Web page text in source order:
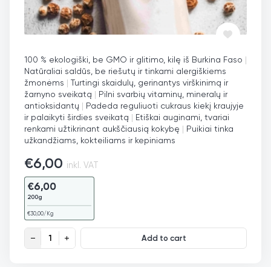
100 % ekologiški, be GMO ir glitimo, kilę iš Burkina Faso |
Natūraliai saldūs, be riešutų ir tinkami alergiškiems
žmonėms | Turtingi skaidulų, gerinantys virškinimą ir
žarnyno sveikatą | Pilni svarbių vitaminų, mineralų ir
antioksidantų | Padeda reguliuoti cukraus kiekį kraujyje
ir palaikyti širdies sveikatą | Etiškai auginami, tvariai
renkami užtikrinant aukščiausią kokybę | Puikiai tinka
užkandžiams, kokteiliams ir kepiniams
€6,00 inkl. VAT
€6,00
200g
€30,00/Kg
Tigro riešutai, ekologiški quantityAdd to cart